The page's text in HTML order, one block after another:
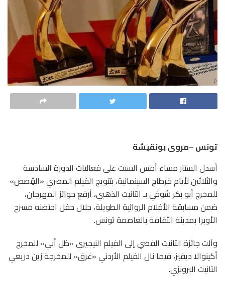
تونس –مروى بونقيشة
أسدل الستار مساء أمس السبت على فعاليات الدورة السادسة
والثلاثين لأيام قرطاج السينمائية، بتتويج الفيلم المصري «القِصص»
للمخرج أبو بكر شوقي بـ التانيت الذهبي، أرفع جوائز المهرجان،
ضمن مسابقة الأفلام الروائية الطويلة، خلال حفل احتضنه مسرح
الأوبرا بمدينة الثقافة بالعاصمة تونس.
وآلت جائزة التانيت الفضي إلى الفيلم النيجيري «ظل أبي» للمخرج
أكينوالا ديفيز، فيما نال الفيلم الأردني «غرق» للمخرجة زين دريعي
التانيت البرونزي.